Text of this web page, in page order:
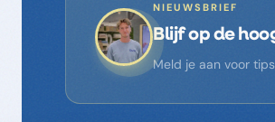
NIEUWSBRIEF
Blijf op de
Meld je aan voor